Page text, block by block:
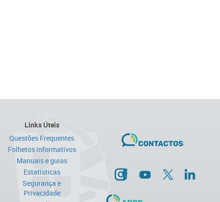
Links Úteis
Questões Frequentes
Folhetos informativos
Manuais e guias
Estatísticas
Segurança e
Privacidade